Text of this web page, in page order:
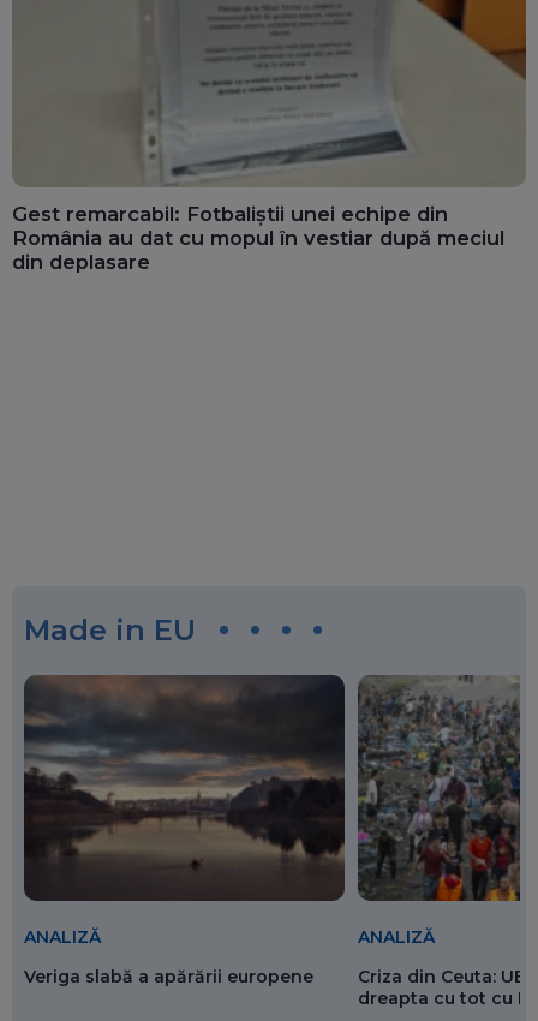
Gest remarcabil: Fotbaliștii unei echipe din
România au dat cu mopul în vestiar după meciul
din deplasare
Made in EU
ANALIZĂ
Veriga slabă a apărării europene
ANALIZĂ
Criza din Ceuta: UE
dreapta cu tot cu